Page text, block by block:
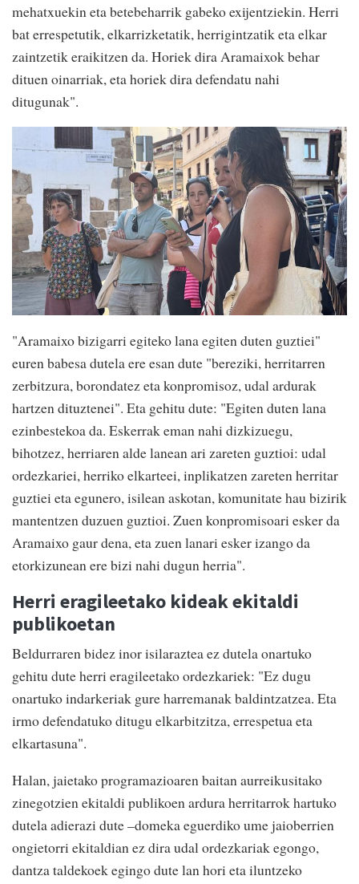
mehatxuekin eta betebeharrik gabeko exijentziekin. Herri
bat errespetutik, elkarrizketatik, herrigintzatik eta elkar
zaintzetik eraikitzen da. Horiek dira Aramaixok behar
dituen oinarriak, eta horiek dira defendatu nahi
ditugunak".
"Aramaixo bizigarri egiteko lana egiten duten guztiei"
euren babesa dutela ere esan dute "bereziki, herritarren
zerbitzura, borondatez eta konpromisoz, udal ardurak
hartzen dituztenei". Eta gehitu dute: "Egiten duten lana
ezinbestekoa da. Eskerrak eman nahi dizkizuegu,
bihotzez, herriaren alde lanean ari zareten guztioi: udal
ordezkariei, herriko elkarteei, inplikatzen zareten herritar
guztiei eta egunero, isilean askotan, komunitate hau bizirik
mantentzen duzuen guztioi. Zuen konpromisoari esker da
Aramaixo gaur dena, eta zuen lanari esker izango da
etorkizunean ere bizi nahi dugun herria".
Herri eragileetako kideak ekitaldi
publikoetan
Beldurraren bidez inor isilaraztea ez dutela onartuko
gehitu dute herri eragileetako ordezkariek: "Ez dugu
onartuko indarkeriak gure harremanak baldintzatzea. Eta
irmo defendatuko ditugu elkarbitzitza, errespetua eta
elkartasuna".
Halan, jaietako programazioaren baitan aurreikusitako
zinegotzien ekitaldi publikoen ardura herritarrok hartuko
dutela adierazi dute –domeka eguerdiko ume jaioberrien
ongietorri ekitaldian ez dira udal ordezkariak egongo,
dantza taldekoek egingo dute lan hori eta iluntzeko